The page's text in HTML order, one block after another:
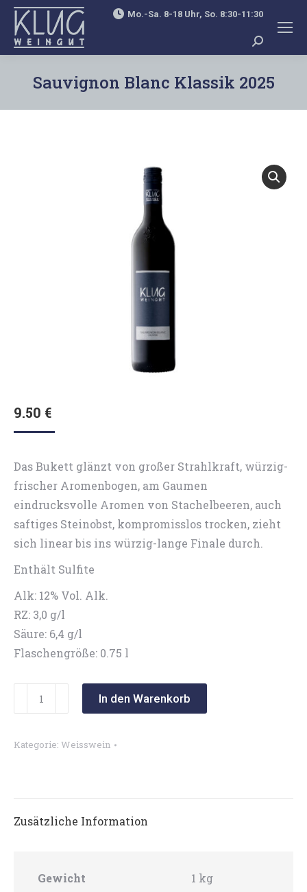
Mo.-Sa. 8-18 Uhr, So. 8:30-11:30
Search:
Sauvignon Blanc Klassik 2025
9.50 €
Das Bukett glänzt von großer Strahlkraft, würzig-
frischer Aromenbogen, am Gaumen
eindrucksvolle Aromen von Stachelbeeren, auch
saftiges Steinobst, kompromisslos trocken, zieht
sich linear bis ins würzig-lange Finale durch.
Enthält Sulfite
Alk: 12% Vol. Alk.
RZ: 3,0 g/l
Säure: 6,4 g/l
Flaschengröße: 0.75 l
Sauvignon
Blanc
2025
In den Warenkorb
Kategorie: Weisswein
Zusätzliche Information
Gewicht 1 kg